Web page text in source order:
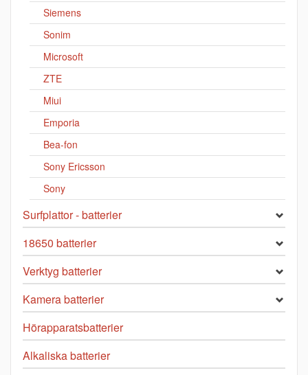
Siemens
Sonim
Microsoft
ZTE
Miui
Emporia
Bea-fon
Sony Ericsson
Sony
Surfplattor - batterier
18650 batterier
Verktyg batterier
Kamera batterier
Hörapparatsbatterier
Alkaliska batterier